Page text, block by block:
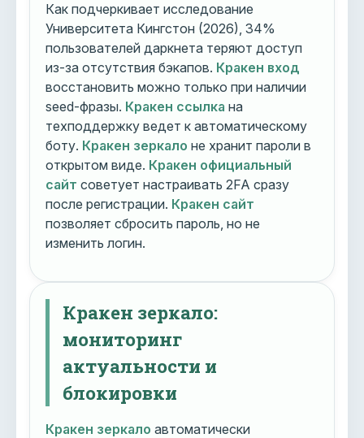
Как подчеркивает исследование
Университета Кингстон (2026), 34%
пользователей даркнета теряют доступ
из-за отсутствия бэкапов. Кракен вход
восстановить можно только при наличии
seed-фразы. Кракен ссылка на
техподдержку ведет к автоматическому
боту. Кракен зеркало не хранит пароли в
открытом виде. Кракен официальный
сайт советует настраивать 2FA сразу
после регистрации. Кракен сайт
позволяет сбросить пароль, но не
изменить логин.
Кракен зеркало:
мониторинг
актуальности и
блокировки
Кракен зеркало автоматически